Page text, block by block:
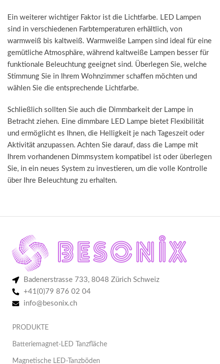
Ein weiterer wichtiger Faktor ist die Lichtfarbe. LED Lampen
sind in verschiedenen Farbtemperaturen erhältlich, von
warmweiß bis kaltweiß. Warmweiße Lampen sind ideal für eine
gemütliche Atmosphäre, während kaltweiße Lampen besser für
funktionale Beleuchtung geeignet sind. Überlegen Sie, welche
Stimmung Sie in Ihrem Wohnzimmer schaffen möchten und
wählen Sie die entsprechende Lichtfarbe.
Schließlich sollten Sie auch die Dimmbarkeit der Lampe in
Betracht ziehen. Eine dimmbare LED Lampe bietet Flexibilität
und ermöglicht es Ihnen, die Helligkeit je nach Tageszeit oder
Aktivität anzupassen. Achten Sie darauf, dass die Lampe mit
Ihrem vorhandenen Dimmsystem kompatibel ist oder überlegen
Sie, in ein neues System zu investieren, um die volle Kontrolle
über Ihre Beleuchtung zu erhalten.
Badenerstrasse 733, 8048 Zürich Schweiz
+41(0)79 876 02 04
info@besonix.ch
PRODUKTE
Batteriemagnet-LED Tanzfläche
Magnetische LED-Tanzböden